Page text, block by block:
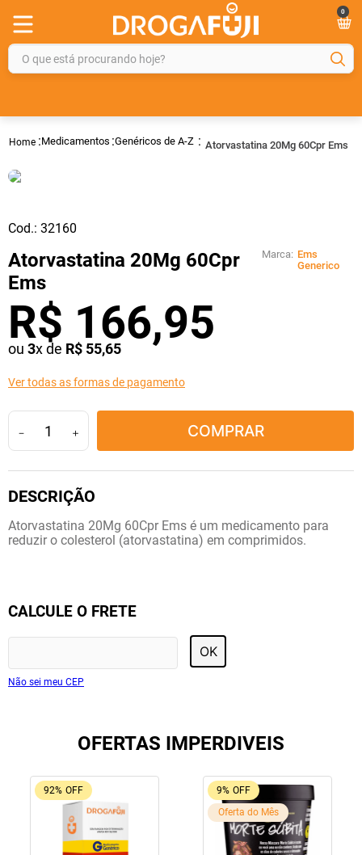
0
O que está procurando hoje?
Medicamentos Genéricos de A-Z Atorvastatina 20Mg 60Cpr Ems
Cod.: 32160
Atorvastatina 20Mg 60Cpr
Ems
Marca: Ems
Generico
R$ 166,95
ou 3x de R$ 55,65
Ver todas as formas de pagamento
＋
－ COMPRAR
Atorvastatina 20Mg 60Cpr Ems é um medicamento para
reduzir o colesterol (atorvastatina) em comprimidos.
CALCULE O FRETE
OK
Não sei meu CEP
OFERTAS IMPERDIVEIS
92% OFF 9% OFF
Oferta do Mês
3º
5º
protetor solar
6º
shampoo
7º
dipirona
º
sveda
9º
tadalafila
10º soro fisiológico